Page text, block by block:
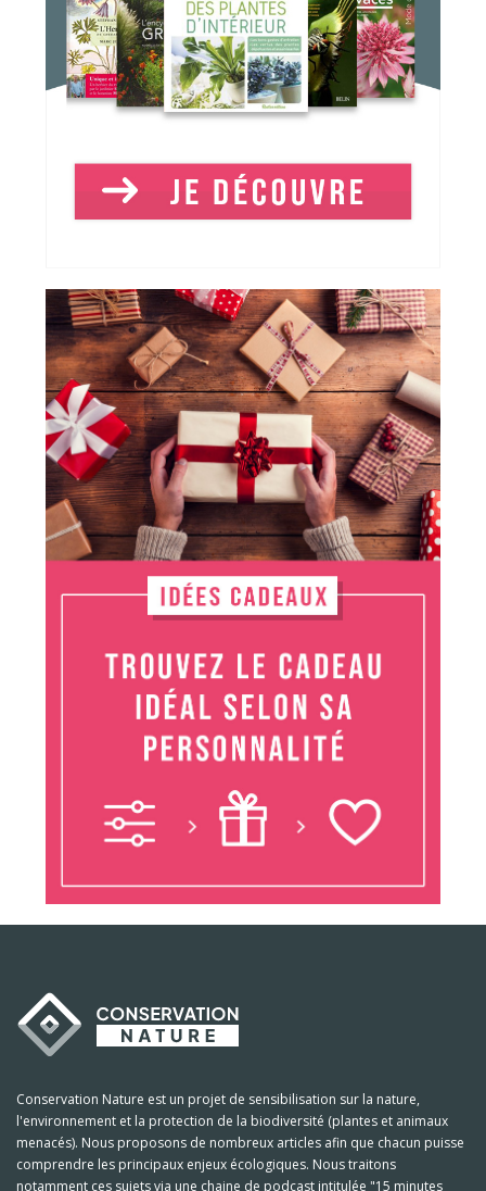
Conservation Nature est un projet de sensibilisation sur la nature,
l'environnement et la protection de la biodiversité (plantes et animaux
menacés). Nous proposons de nombreux articles afin que chacun puisse
comprendre les principaux enjeux écologiques. Nous traitons
notamment ces sujets via une chaine de podcast intitulée "15 minutes